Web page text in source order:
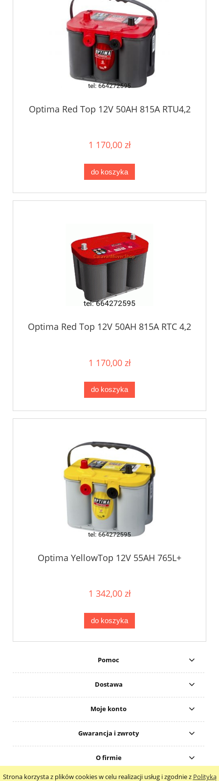
Strona korzysta z plików cookies w celu realizacji usług i zgodnie z Polityką
Optima Red Top 12V 50AH 815A RTU4,2
1 170,00 zł
do koszyka
Optima Red Top 12V 50AH 815A RTC 4,2
1 170,00 zł
do koszyka
Optima YellowTop 12V 55AH 765L+
1 342,00 zł
do koszyka
Pomoc
Dostawa
Moje konto
Gwarancja i zwroty
O firmie